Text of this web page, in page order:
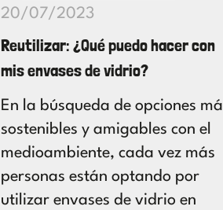
20/07/2023
Reutilizar: ¿Qué puedo hacer con
mis envases de vidrio?
En la búsqueda de opciones
sostenibles y amigables con el
medioambiente, cada vez más
personas están optando por
utilizar envases de vidrio en